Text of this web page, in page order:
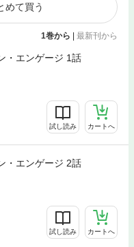
めて買う
1巻から | 最新刊から
・エンゲージ 1話
試し読み カートへ
・エンゲージ 2話
試し読み カートへ